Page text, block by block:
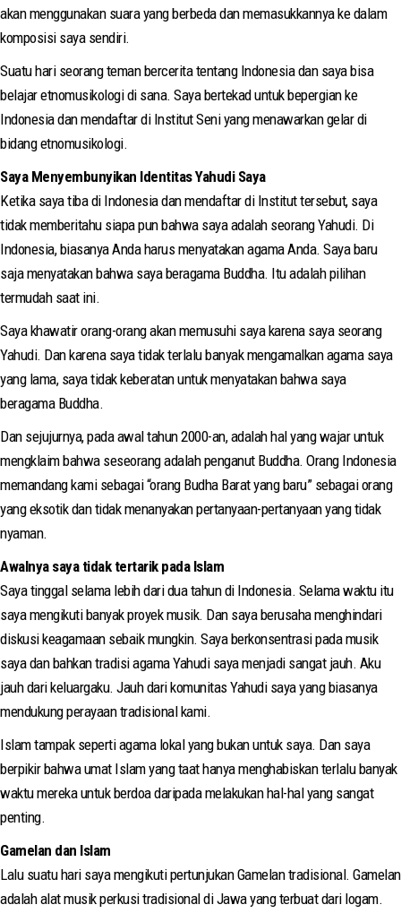
akan menggunakan suara yang berbeda dan memasukkannya ke dalam
komposisi saya sendiri.
Suatu hari seorang teman bercerita tentang Indonesia dan saya bisa
belajar etnomusikologi di sana. Saya bertekad untuk bepergian ke
Indonesia dan mendaftar di Institut Seni yang menawarkan gelar di
bidang etnomusikologi.
Saya Menyembunyikan Identitas Yahudi Saya
Ketika saya tiba di Indonesia dan mendaftar di Institut tersebut, saya
tidak memberitahu siapa pun bahwa saya adalah seorang Yahudi. Di
Indonesia, biasanya Anda harus menyatakan agama Anda. Saya baru
saja menyatakan bahwa saya beragama Buddha. Itu adalah pilihan
termudah saat ini.
Saya khawatir orang-orang akan memusuhi saya karena saya seorang
Yahudi. Dan karena saya tidak terlalu banyak mengamalkan agama saya
yang lama, saya tidak keberatan untuk menyatakan bahwa saya
beragama Buddha.
Dan sejujurnya, pada awal tahun 2000-an, adalah hal yang wajar untuk
mengklaim bahwa seseorang adalah penganut Buddha. Orang Indonesia
memandang kami sebagai “orang Budha Barat yang baru” sebagai orang
yang eksotik dan tidak menanyakan pertanyaan-pertanyaan yang tidak
nyaman.
Awalnya saya tidak tertarik pada Islam
Saya tinggal selama lebih dari dua tahun di Indonesia. Selama waktu itu
saya mengikuti banyak proyek musik. Dan saya berusaha menghindari
diskusi keagamaan sebaik mungkin. Saya berkonsentrasi pada musik
saya dan bahkan tradisi agama Yahudi saya menjadi sangat jauh. Aku
jauh dari keluargaku. Jauh dari komunitas Yahudi saya yang biasanya
mendukung perayaan tradisional kami.
Islam tampak seperti agama lokal yang bukan untuk saya. Dan saya
berpikir bahwa umat Islam yang taat hanya menghabiskan terlalu banyak
waktu mereka untuk berdoa daripada melakukan hal-hal yang sangat
penting.
Gamelan dan Islam
Lalu suatu hari saya mengikuti pertunjukan Gamelan tradisional. Gamelan
adalah alat musik perkusi tradisional di Jawa yang terbuat dari logam.